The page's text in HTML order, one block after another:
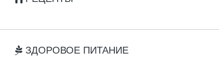
ЗДОРОВОЕ ПИТАНИЕ